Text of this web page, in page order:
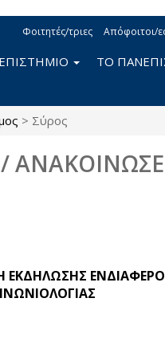
Φοιτητές/τριες Απόφοιτοι/
ΤΟ
> Σύρος